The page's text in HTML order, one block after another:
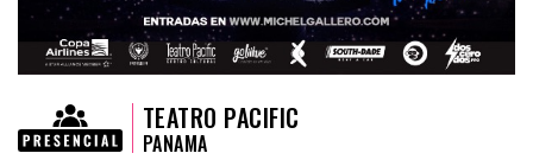
TEATRO PACIFIC
PANAMA